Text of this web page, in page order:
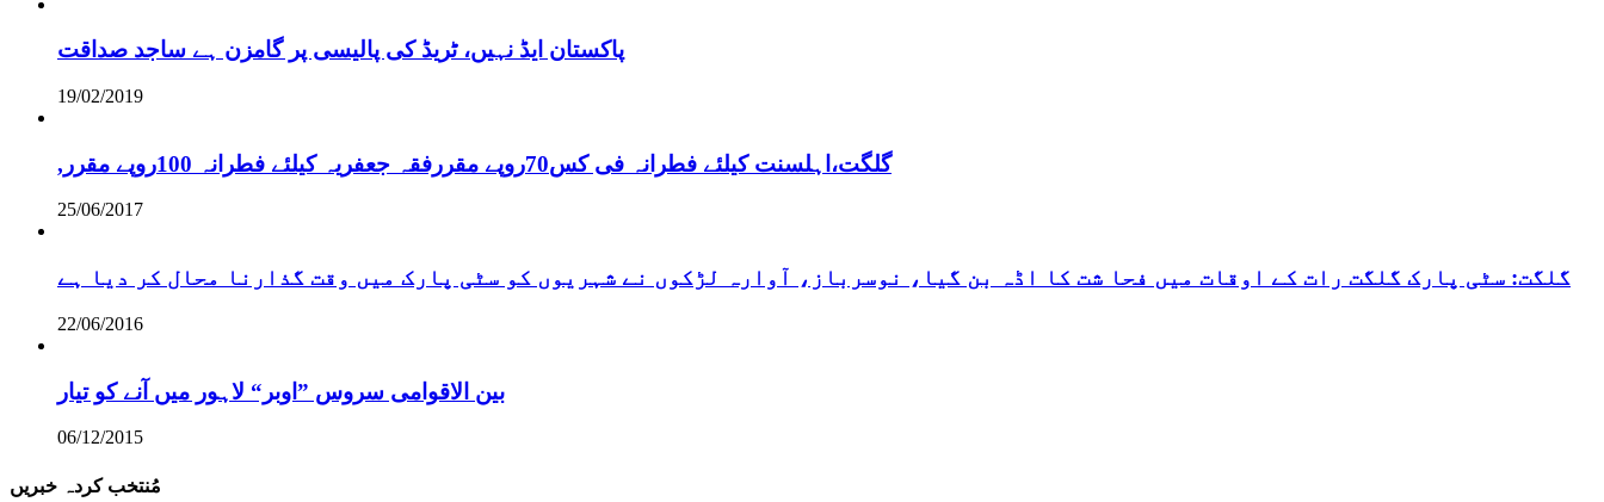
پاکستان ایڈ نہیں، ٹریڈ کی پالیسی پر گامزن ہے ساجد صداقت
19/02/2019
,گلگت،اہلسنت کیلئے فطرانہ فی کس70روپے مقررفقہ جعفریہ کیلئے فطرانہ 100روپے مقرر
25/06/2017
گلگت: سٹی پارک گلگت رات کے اوقات میں فحا شت کا اڈہ بن گیا، نوسرباز، آوارہ لڑکوں نے شہریوں کو سٹی پارک میں وقت گذارنا محال کر دیا ہے
22/06/2016
بین الاقوامی سروس ”اوبر“ لاہور میں آنے کو تیار
06/12/2015
مُنتخب کردہ خبریں